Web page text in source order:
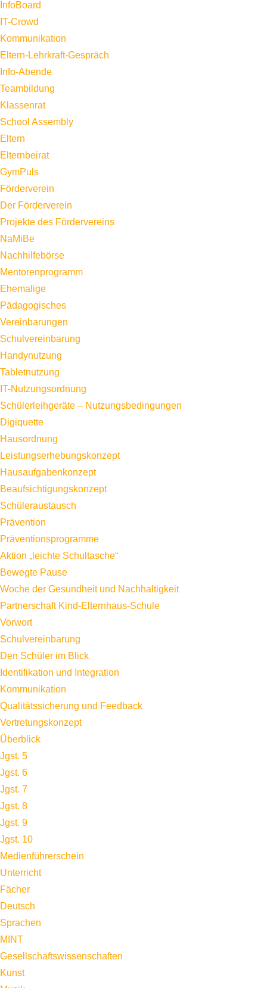
InfoBoard
IT-Crowd
Kommunikation
Eltern-Lehrkraft-Gespräch
Info-Abende
Teambildung
Klassenrat
School Assembly
Eltern
Elternbeirat
GymPuls
Förderverein
Der Förderverein
Projekte des Fördervereins
NaMiBe
Nachhilfebörse
Mentorenprogramm
Ehemalige
Pädagogisches
Vereinbarungen
Schulvereinbarung
Handynutzung
Tabletnutzung
IT-Nutzungsordnung
Schülerleihgeräte – Nutzungsbedingungen
Digiquette
Hausordnung
Leistungserhebungskonzept
Hausaufgabenkonzept
Beaufsichtigungskonzept
Schüleraustausch
Prävention
Präventionsprogramme
Aktion „leichte Schultasche“
Bewegte Pause
Woche der Gesundheit und Nachhaltigkeit
Partnerschaft Kind-Elternhaus-Schule
Vorwort
Schulvereinbarung
Den Schüler im Blick
Identifikation und Integration
Kommunikation
Qualitätssicherung und Feedback
Vertretungskonzept
Überblick
Jgst. 5
Jgst. 6
Jgst. 7
Jgst. 8
Jgst. 9
Jgst. 10
Medienführerschein
Unterricht
Fächer
Deutsch
Sprachen
MINT
Gesellschaftswissenschaften
Kunst